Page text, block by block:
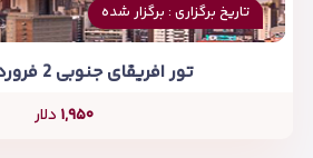
تاریخ برگزاری : برگزار شده
تور افریقای جنوبی 2 فروردین 1404
۱,۹۵۰ دلار